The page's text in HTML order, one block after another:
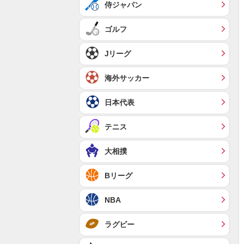
侍ジャパン
ゴルフ
Jリーグ
海外サッカー
日本代表
テニス
大相撲
Bリーグ
NBA
ラグビー